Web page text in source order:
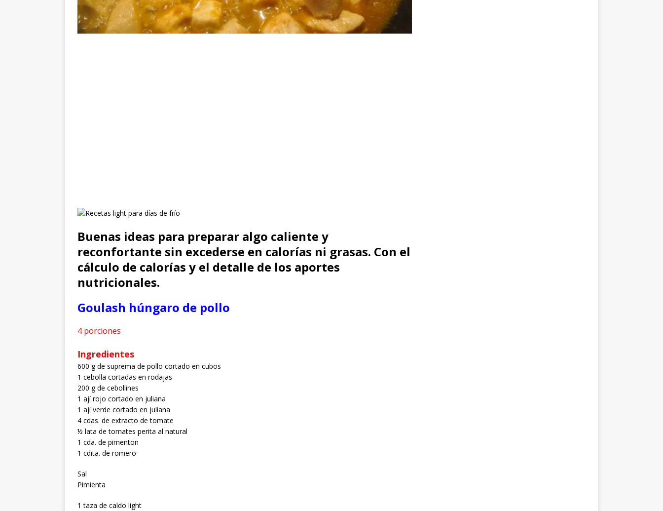
Buenas ideas para preparar algo caliente y
reconfortante sin excederse en calorías ni grasas. Con el
cálculo de calorías y el detalle de los aportes
nutricionales.
Goulash húngaro de pollo
4 porciones
Ingredientes
600 g de suprema de pollo cortado en cubos
1 cebolla cortadas en rodajas
200 g de cebollines
1 ají rojo cortado en juliana
1 ají verde cortado en juliana
4 cdas. de extracto de tomate
½ lata de tomates perita al natural
1 cda. de pimenton
1 cdita. de romero
Sal
Pimienta
1 taza de caldo light